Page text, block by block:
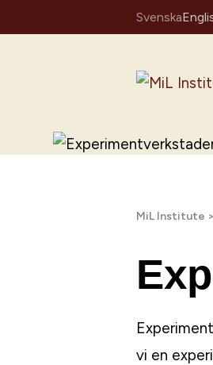
to
Svenska
Home
MiL Institute >
vi en